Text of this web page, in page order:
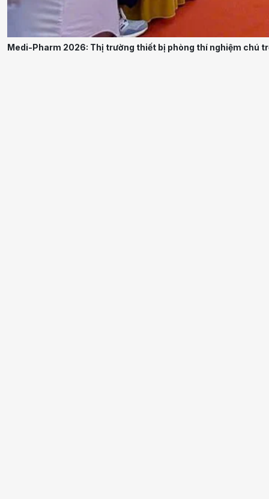
Medi-Pharm 2026: Thị trường thiết bị phòng thí nghiệm chú